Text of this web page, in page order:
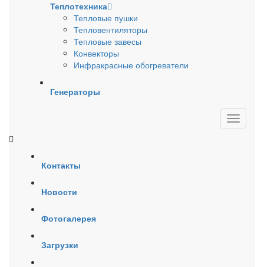
Теплотехника
Тепловые пушки
Тепловентиляторы
Тепловые завесы
Конвекторы
Инфракрасные обогреватели
Генераторы
Контакты
Новости
Фотогалерея
Загрузки